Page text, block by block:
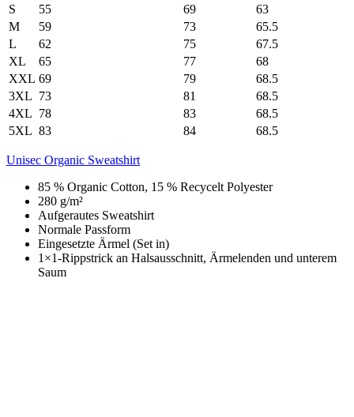
S
55 69
63
M
59 73
65.5
L
62 75
67.5
XL
65 77
68
XXL 69 79
68.5
3XL 73 81
68.5
4XL 78 83
68.5
5XL 83 84 68.5
Unisec Organic Sweatshirt
85 % Organic Cotton, 15 % Recycelt Polyester
280 g/m²
Aufgerautes Sweatshirt
Normale Passform
Eingesetzte Ärmel (Set in)
1×1-Rippstrick an Halsausschnitt, Ärmelenden und unterem
Saum